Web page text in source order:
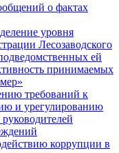
о фактах
уровня
Лесозаводского
ей
принимаемых
требований к
и урегулированию
коррупции в